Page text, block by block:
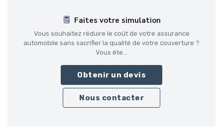
Faites votre simulation
Vous souhaitez réduire le coût de votre assurance
automobile sans sacrifier la qualité de votre couverture ?
Vous ête...
Obtenir un devis
Nous contacter